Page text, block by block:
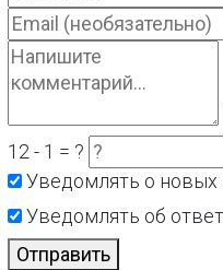
12 - 1 = ?
Уведомлять о новых
Уведомлять об
Отправить